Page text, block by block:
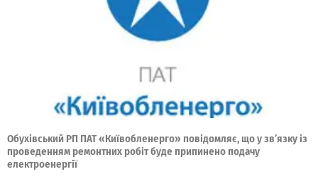
Обухівський РП ПАТ «Київобленерго» повідомляє, що у зв’язку із
проведенням ремонтних робіт буде припинено подачу
електроенергії